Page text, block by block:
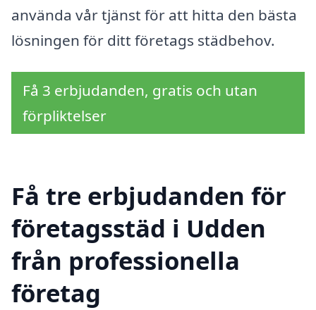
använda vår tjänst för att hitta den bästa
lösningen för ditt företags städbehov.
Få 3 erbjudanden, gratis och utan
förpliktelser
Få tre erbjudanden för
företagsstäd i Udden
från professionella
företag